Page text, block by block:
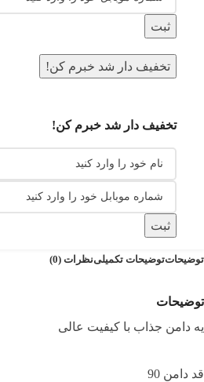
ثبت
تخفیف دار شد خبرم کن!
تخفیف دار شد خبرم کن!
ثبت
توضیحاتتوضیحات تکمیلینظرات (0)
توضیحات
یه دامن جذاب با کیفیت عالی
قد دامن 90